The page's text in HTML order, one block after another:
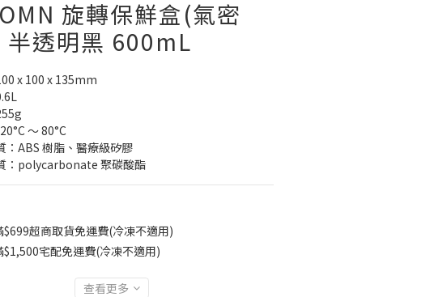
旋轉保鮮盒(氣密
半透明黑 600mL
x 100 x 135mm
～ 80°C
：ABS 樹脂、醫療級矽膠
：polycarbonate 聚碳酸酯
$699超商取貨免運費(冷凍不適用)
$1,500宅配免運費(冷凍不適用)
查看更多